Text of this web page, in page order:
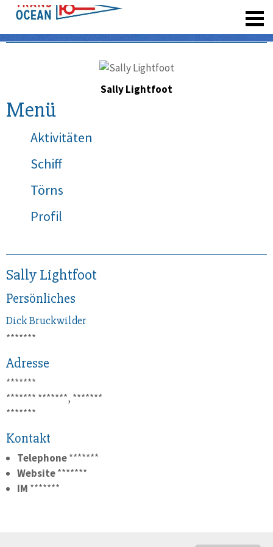
Sally Lightfoot
Menü
Aktivitäten
Schiff
Törns
Profil
Sally Lightfoot
Persönliches
DickBruckwilder
*******
Adresse
*******
******* *******, *******
*******
Kontakt
Telephone*******
Website*******
IM *******